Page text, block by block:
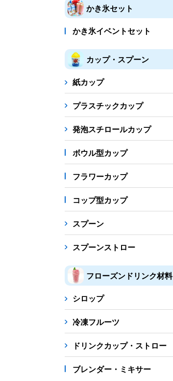
かき氷セット
かき氷イベントセット
カップ・スプーン
紙カップ
プラスチックカップ
発泡スチロールカップ
ボウル型カップ
フラワーカップ
コップ型カップ
スプーン
スプーンストロー
フローズンドリンク材料
シロップ
冷凍フルーツ
ドリンクカップ・ストロー
ブレンダー・ミキサー